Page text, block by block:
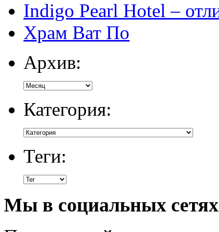
Indigo Pearl Hotel –
Храм Ват По
Архив:
Категория:
Теги:
Мы в социальных сетях